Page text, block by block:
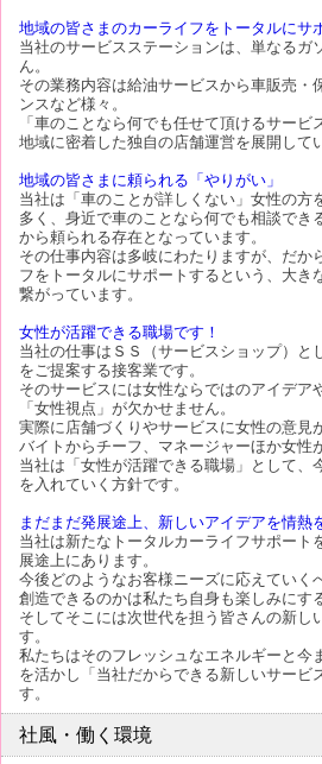
地域の皆さまのカーライフをトータルにサ
当社のサービスステーションは、単なるガ
ん。
その業務内容は給油サービスから車販売・
ンスなど様々。
「車のことなら何でも任せて頂けるサー
地域に密着した独自の店舗運営を展開して
地域の皆さまに頼られる「やりがい」
当社は「車のことが詳しくない」女性の方
多く、身近で車のことなら何でも相談でき
から頼られる存在となっています。
その仕事内容は多岐にわたりますが、だか
フをトータルにサポートするという、大き
繋がっています。
女性が活躍できる職場です！
当社の仕事はＳＳ（サービスショップ）と
をご提案する接客業です。
そのサービスには女性ならではのアイデア
「女性視点」が欠かせません。
実際に店舗づくりやサービスに女性の意見
バイトからチーフ、マネージャーほか女性
当社は「女性が活躍できる職場」として、
を入れていく方針です。
まだまだ発展途上、新しいアイデアを情
当社は新たなトータルカーライフサポート
展途上にあります。
今後どのようなお客様ニーズに応えていく
創造できるのかは私たち自身も楽しみにす
そしてそこには次世代を担う皆さんの新し
す。
私たちはそのフレッシュなエネルギーと今
を活かし「当社だからできる新しいサービ
す。
社風・働く環境